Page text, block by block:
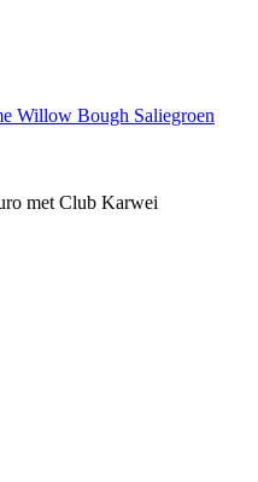
Willow Bough Saliegroen
met Club Karwei